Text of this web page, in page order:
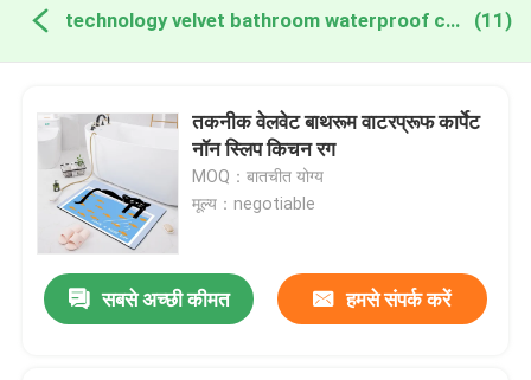
technology velvet bathroom waterproof carpet ऑनलाइन निर्माण (11)
तकनीक वेलवेट बाथरूम वाटरप्रूफ कार्पेट
नॉन स्लिप किचन रग
MOQ：बातचीत योग्य
मूल्य：negotiable
सबसे अच्छी कीमत हमसे संपर्क करें